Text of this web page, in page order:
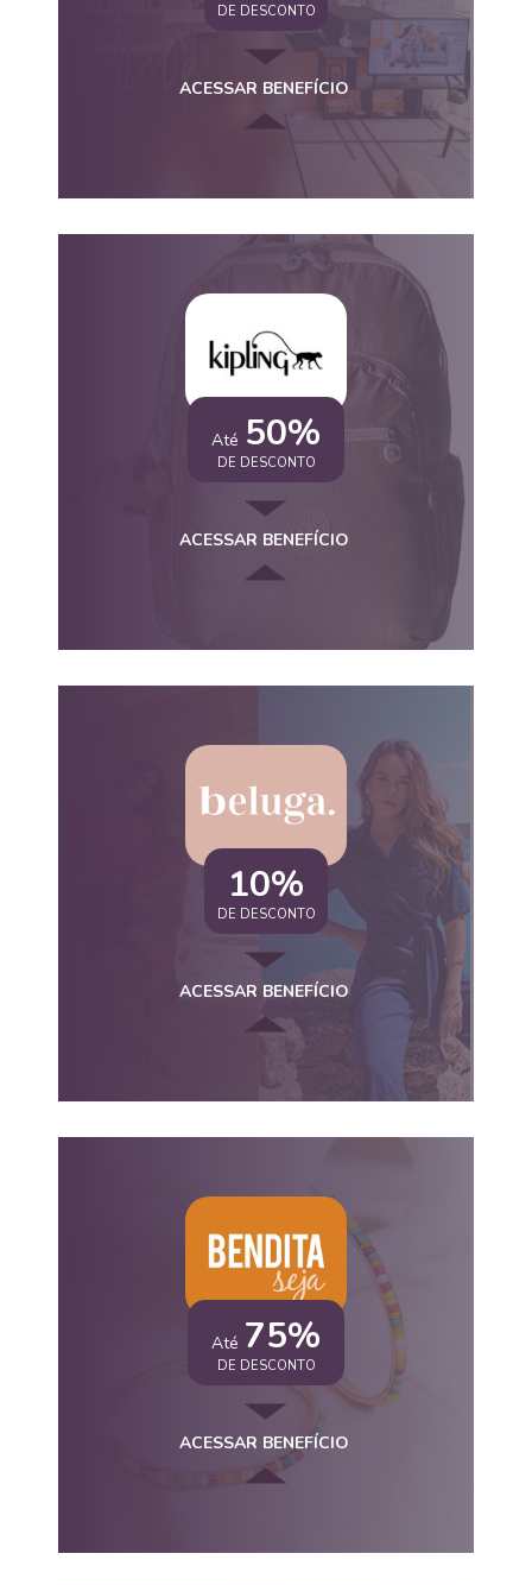
DE DESCONTO
ACESSAR BENEFÍCIO
Até 50%
DE DESCONTO
ACESSAR BENEFÍCIO
10%
DE DESCONTO
ACESSAR BENEFÍCIO
Até 75%
DE DESCONTO
ACESSAR BENEFÍCIO